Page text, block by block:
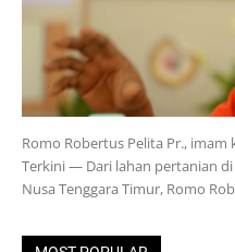
Romo Robertus Pelita Pr.,
Terkini — Dari lahan pertanian di
Nusa Tenggara Timur, Romo